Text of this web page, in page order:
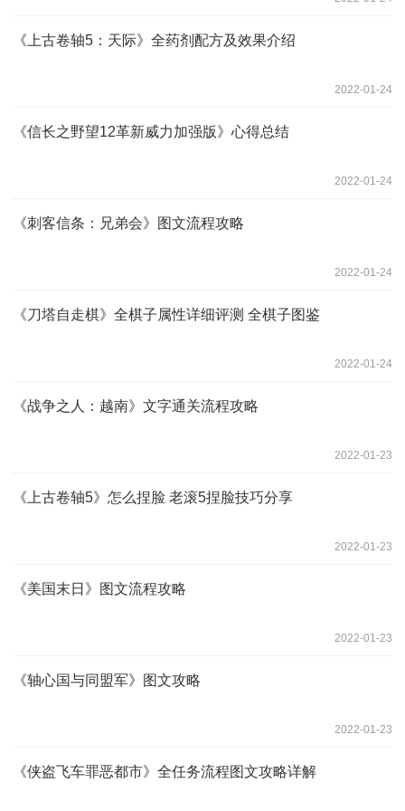
《上古卷轴5：天际》全药剂配方及效果介绍
2022-01-24
《信长之野望12革新威力加强版》心得总结
2022-01-24
《刺客信条：兄弟会》图文流程攻略
2022-01-24
《刀塔自走棋》全棋子属性详细评测 全棋子图鉴
2022-01-24
《战争之人：越南》文字通关流程攻略
2022-01-23
《上古卷轴5》怎么捏脸 老滚5捏脸技巧分享
2022-01-23
《美国末日》图文流程攻略
2022-01-23
《轴心国与同盟军》图文攻略
2022-01-23
《侠盗飞车罪恶都市》全任务流程图文攻略详解